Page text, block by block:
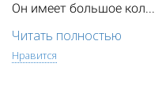
Он имеет большое кол...
Читать полностью
Нравится